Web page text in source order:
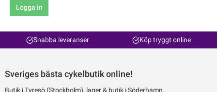
Logga in
Snabba leveranser Köp tryggt online
Sveriges bästa cykelbutik online!
Butik i Tyresö (Stockholm), lager & butik i Söderhamn.